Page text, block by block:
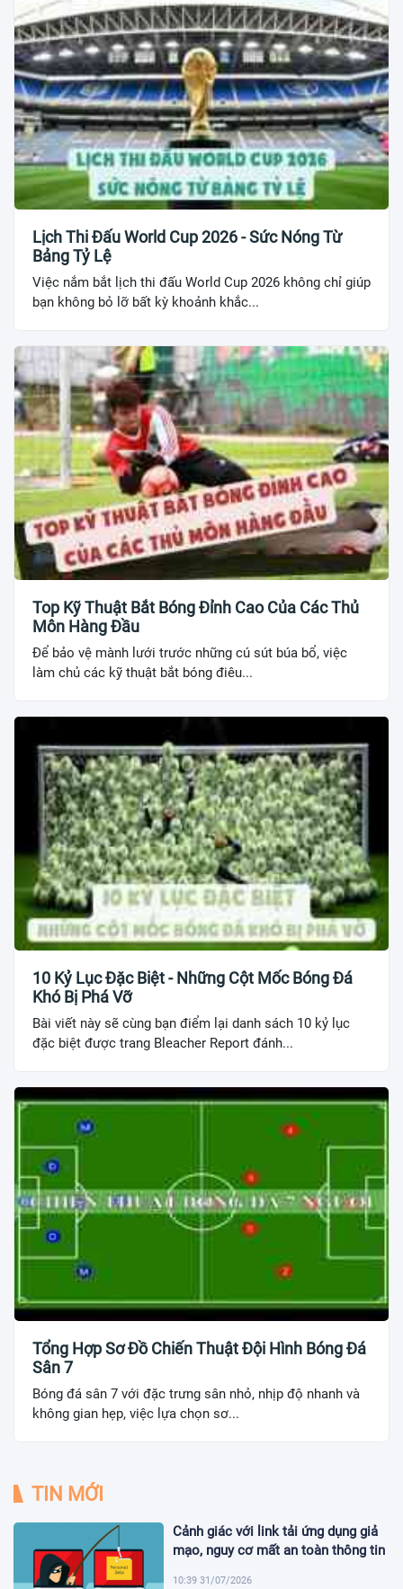
Lịch Thi Đấu World Cup 2026 - Sức Nóng Từ
Bảng Tỷ Lệ
Việc nắm bắt lịch thi đấu World Cup 2026 không chỉ giúp
bạn không bỏ lỡ bất kỳ khoảnh khắc...
Top Kỹ Thuật Bắt Bóng Đỉnh Cao Của Các Thủ
Môn Hàng Đầu
Để bảo vệ mành lưới trước những cú sút búa bổ, việc
làm chủ các kỹ thuật bắt bóng điêu...
10 Kỷ Lục Đặc Biệt - Những Cột Mốc Bóng Đá
Khó Bị Phá Vỡ
Bài viết này sẽ cùng bạn điểm lại danh sách 10 kỷ lục
đặc biệt được trang Bleacher Report đánh...
Tổng Hợp Sơ Đồ Chiến Thuật Đội Hình Bóng Đá
Sân 7
Bóng đá sân 7 với đặc trưng sân nhỏ, nhịp độ nhanh và
không gian hẹp, việc lựa chọn sơ...
TIN MỚI
Cảnh giác với link tải ứng dụng giả
mạo, nguy cơ mất an toàn thông tin
10:39 31/07/2026